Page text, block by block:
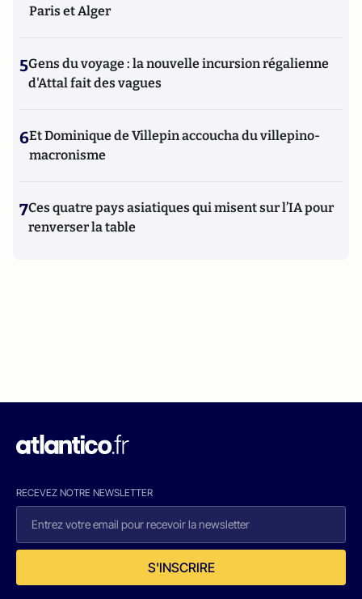
Paris et Alger
5Gens du voyage : la nouvelle incursion régalienne
d'Attal fait des vagues
6Et Dominique de Villepin accoucha du villepino-
macronisme
7Ces quatre pays asiatiques qui misent sur l’IA pour
renverser la table
RECEVEZ NOTRE NEWSLETTER
S'INSCRIRE